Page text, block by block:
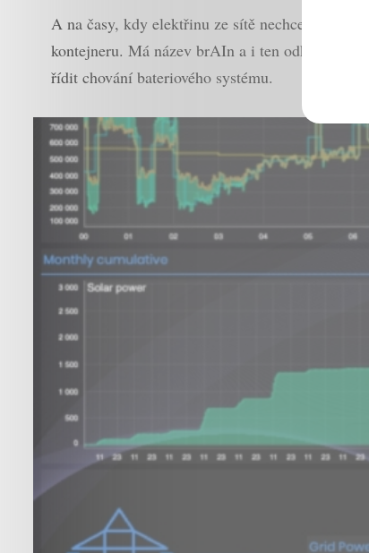
A na časy, kdy elektřinu ze sítě nechce čerpat,
kontejneru. Má název brAIn a i ten odkazuje k
řídit chování bateriového systému.